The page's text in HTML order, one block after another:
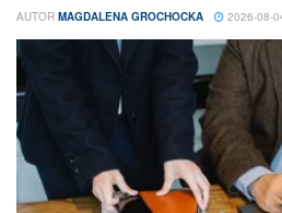
AUTOR MAGDALENA GROCHOCKA 2026-08-